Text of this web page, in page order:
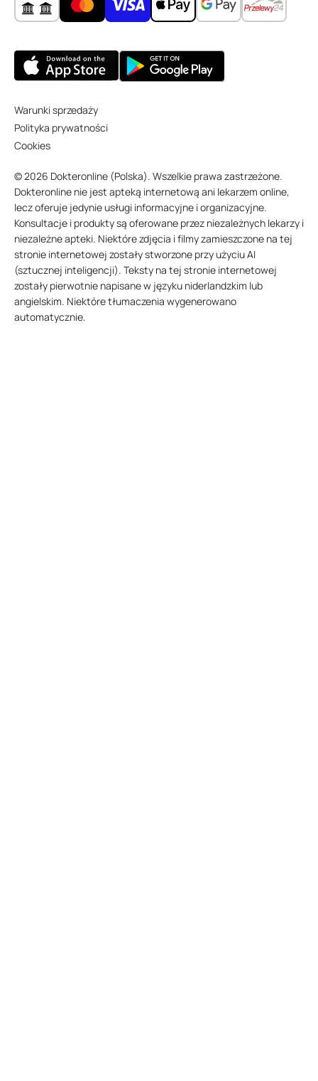
Warunki sprzedaży
Polityka prywatności
Cookies
© 2026 Dokteronline (Polska). Wszelkie prawa zastrzeżone.
Dokteronline nie jest apteką internetową ani lekarzem online,
lecz oferuje jedynie usługi informacyjne i organizacyjne.
Konsultacje i produkty są oferowane przez niezależnych lekarzy i
niezależne apteki. Niektóre zdjęcia i filmy zamieszczone na tej
stronie internetowej zostały stworzone przy użyciu AI
(sztucznej inteligencji). Teksty na tej stronie internetowej
zostały pierwotnie napisane w języku niderlandzkim lub
angielskim. Niektóre tłumaczenia wygenerowano
automatycznie.